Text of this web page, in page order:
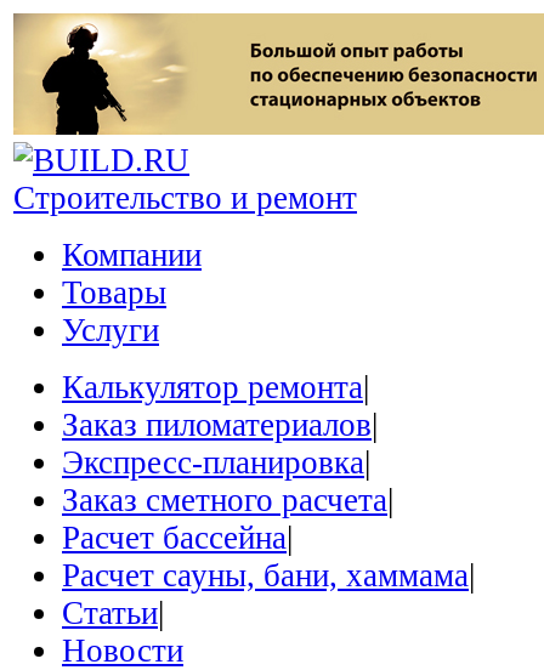
Строительство и ремонт
Компании
Товары
Услуги
Калькулятор ремонта|
Заказ пиломатериалов|
Экспресс-планировка|
Заказ сметного расчета|
Расчет бассейна|
Расчет сауны, бани, хаммама|
Статьи|
Новости